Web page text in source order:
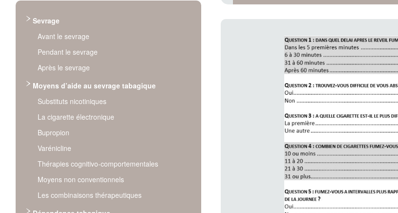
Sevrage
Avant le sevrage
Pendant le sevrage
Après le sevrage
Moyens d’aide au sevrage tabagique
Substituts nicotiniques
La cigarette électronique
Bupropion
Varénicline
Thérapies cognitivo‐comportementales
Moyens non conventionnels
Les combinaisons thérapeutiques